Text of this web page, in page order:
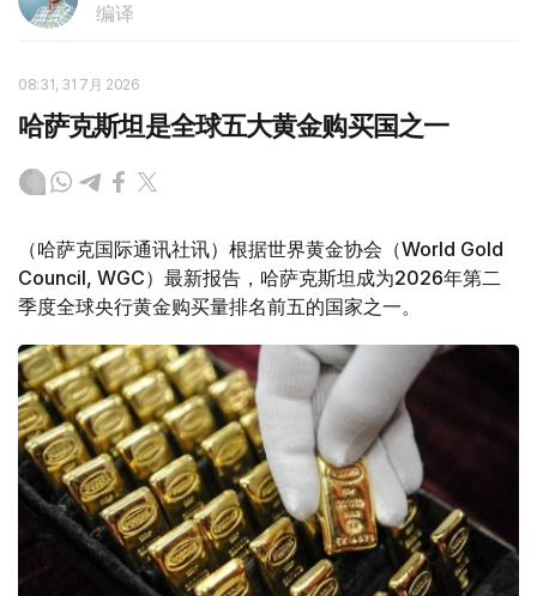
编译
08:31, 31 7月 2026
哈萨克斯坦是全球五大黄金购买国之一
（哈萨克国际通讯社讯）根据世界黄金协会（World Gold
Council, WGC）最新报告，哈萨克斯坦成为2026年第二
季度全球央行黄金购买量排名前五的国家之一。